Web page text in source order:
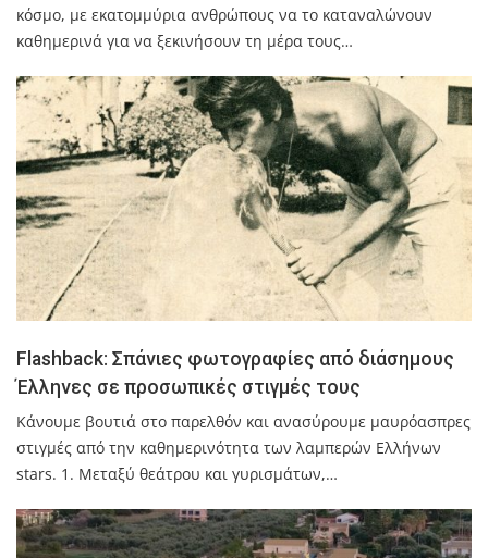
κόσμο, με εκατομμύρια ανθρώπους να το καταναλώνουν
καθημερινά για να ξεκινήσουν τη μέρα τους…
Flashback: Σπάνιες φωτογραφίες από διάσημους
Έλληνες σε προσωπικές στιγμές τους
Κάνουμε βουτιά στο παρελθόν και ανασύρουμε μαυρόασπρες
στιγμές από την καθημερινότητα των λαμπερών Ελλήνων
stars. 1. Μεταξύ θεάτρου και γυρισμάτων,…